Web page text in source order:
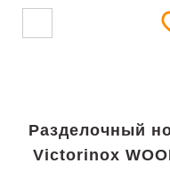
Разделочный
Victorinox